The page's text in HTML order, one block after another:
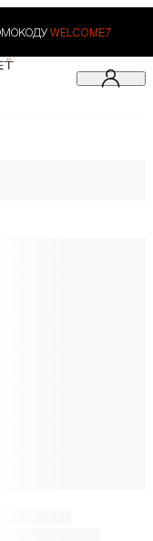
WELCOME7